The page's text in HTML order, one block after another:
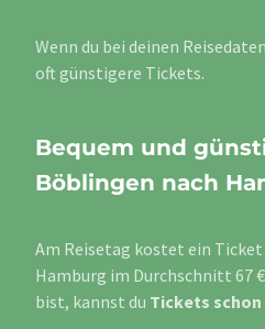
Wenn du bei deinen
oft günstigere Tickets.
Bequem und
Böblingen nach
Am Reisetag kostet ein
Hamburg im Durchschnitt 67
bist, kannst du Tickets schon